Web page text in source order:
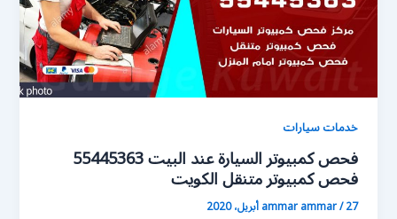
خدمات سيارات
فحص كمبيوتر السيارة عند البيت 55445363
فحص كمبيوتر متنقل الكويت
ammar ammar/27 أبريل، 2020